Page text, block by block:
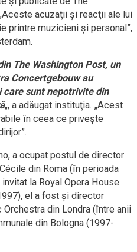
acuzaţii şi reacţii ale lui
printre muzicieni şi personal”,
The Washington Post, un
Concertgebouw au
care sunt nepotrivite din
„, a adăugat instituţia. „Acest
în ceea ce priveşte
a ocupat postul de director
din Roma (în perioada
la Royal Opera House
el a fost şi director
din Londra (între anii
din Bologna (1997-